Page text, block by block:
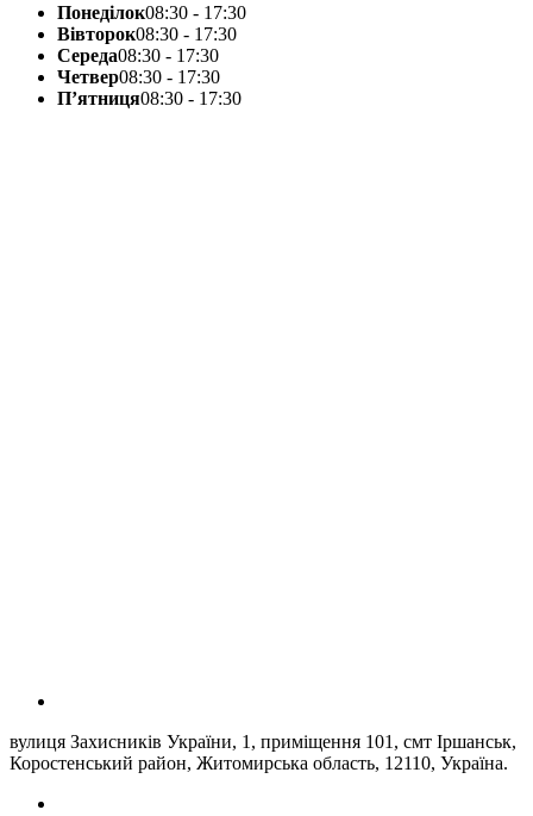
Понеділок08:30 - 17:30
Вівторок08:30 - 17:30
Середа08:30 - 17:30
Четвер08:30 - 17:30
П’ятниця08:30 - 17:30
вулиця Захисників України, 1, приміщення 101, смт Іршанськ,
Коростенський район, Житомирська область, 12110, Україна.